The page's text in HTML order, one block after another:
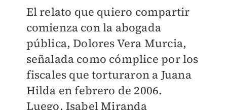
El relato que quiero compartir
comienza con la abogada
pública, Dolores Vera Murcia,
señalada como cómplice por los
fiscales que torturaron a Juana
Hilda en febrero de 2006.
Luego, Isabel Miranda